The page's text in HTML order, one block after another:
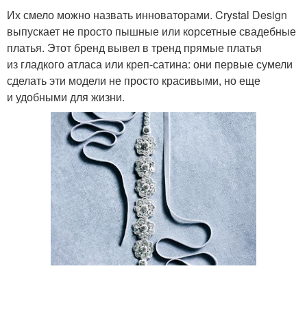
Их смело можно назвать инноваторами. Crystal Design
выпускает не просто пышные или корсетные свадебные
платья. Этот бренд вывел в тренд прямые платья
из гладкого атласа или креп-сатина: они первые сумели
сделать эти модели не просто красивыми, но еще
и удобными для жизни.